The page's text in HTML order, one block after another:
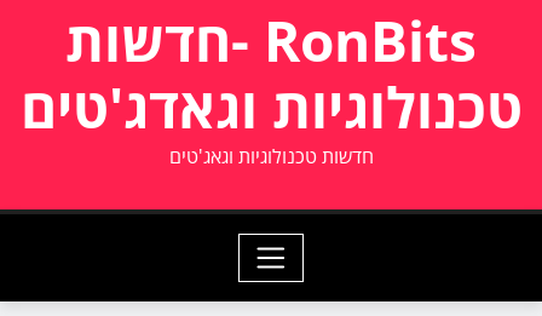
RonBits -חדשות
טכנולוגיות וגאדג'טים
חדשות טכנולוגיות וגאג'טים